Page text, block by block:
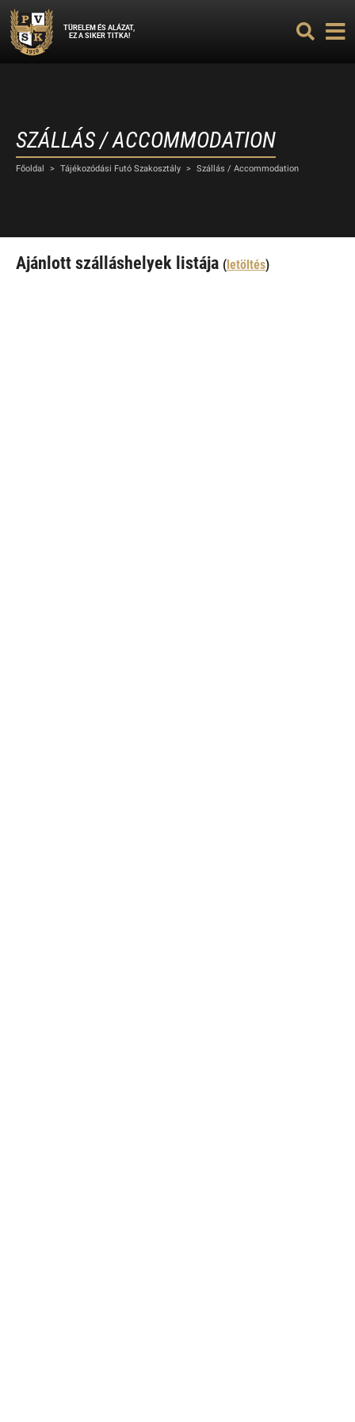
TÜRELEM ÉS ALÁZAT,
EZ A SIKER TITKA!
SZÁLLÁS / ACCOMMODATION
Főoldal > Tájékozódási Futó Szakosztály > Szállás / Accommodation
Ajánlott szálláshelyek listája (letöltés)